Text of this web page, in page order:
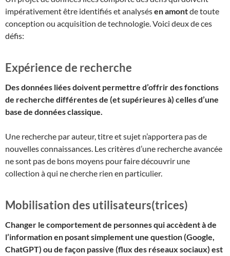
impérativement être identifiés et analysésen amontde toute
conception ou acquisition de technologie. Voici deux de ces
défis:
Expérience de recherche
Des données liées doivent permettre d’offrir des fonctions
de recherche différentes de (et supérieures à) celles d’une
base de données classique.
Une recherche par auteur, titre et sujet n’apportera pas de
nouvelles connaissances. Les critères d’une recherche avancée
ne sont pas de bons moyens pour faire découvrir une
collection à qui ne cherche rien en particulier.
Mobilisation des utilisateurs(trices)
Changer le comportement de personnes qui accèdent à de
l’information en posant simplement une question (Google,
ChatGPT) ou de façon passive (flux des réseaux sociaux) est